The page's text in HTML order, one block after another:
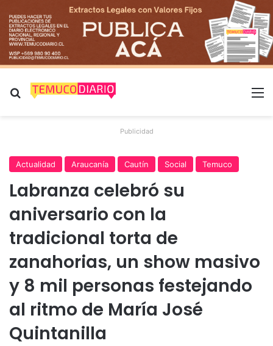
Buscar por
Publicidad
Actualidad Araucanía Cautín Social Temuco
Labranza celebró su
aniversario con la
tradicional torta de
zanahorias, un show masivo
y 8 mil personas festejando
al ritmo de María José
Quintanilla